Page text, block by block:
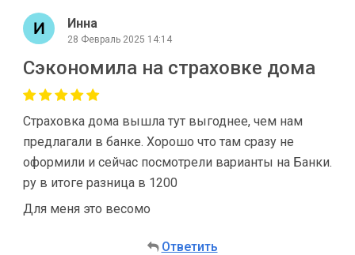
Инна
28 Февраль 2025 14:14
Сэкономила на страховке дома
Страховка дома вышла тут выгоднее, чем нам
предлагали в банке. Хорошо что там сразу не
оформили и сейчас посмотрели варианты на Банки.
ру в итоге разница в 1200
Для меня это весомо
Ответить